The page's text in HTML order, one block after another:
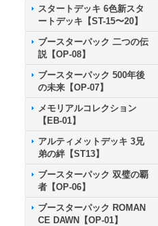
スタートデッキ 6色新スタ
ートデッキ【ST-15〜20】
ブースターパック 二つの伝
説【OP-08】
ブースターパック 500年後
の未来【OP-07】
メモリアルコレクション
【EB-01】
アルティメットデッキ 3兄
弟の絆【ST13】
ブースターパック 双璧の覇
者【OP-06】
ブースターパック ROMAN
CE DAWN【OP-01】